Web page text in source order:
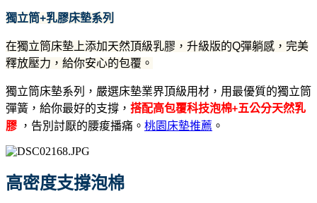
獨立筒+乳膠床墊系列
在獨立筒床墊上添加天然頂級乳膠，升級版的Q彈躺感，完美
釋放壓力，給你安心的包覆。
獨立筒床墊系列，嚴選床墊業界頂級用材，用最優質的獨立筒
彈簧，給你最好的支撐， 搭配高包覆科技泡棉+五公分天然乳
膠
，告別討厭的腰痠播痛。 桃園床墊推薦 。
高密度支撐泡棉